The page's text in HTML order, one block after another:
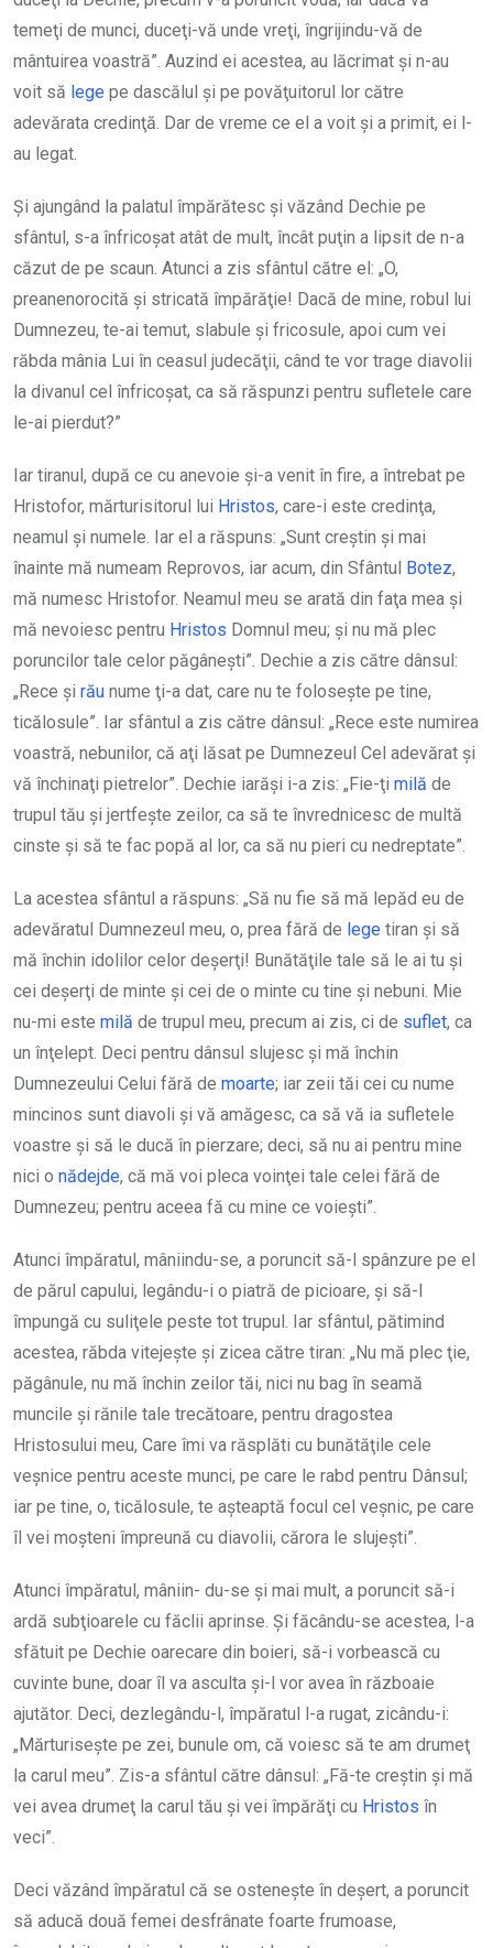
temeţi de munci, duceţi-vă unde vreţi, îngrijindu-vă de
mântuirea voastră”. Auzind ei acestea, au lăcrimat şi n-au
voit să lege pe dascălul şi pe povăţuitorul lor către
adevărata credinţă. Dar de vreme ce el a voit şi a primit, ei l-
au legat.
Şi ajungând la palatul împărătesc şi văzând Dechie pe
sfântul, s-a înfricoşat atât de mult, încât puţin a lipsit de n-a
căzut de pe scaun. Atunci a zis sfântul către el: „O,
preanenorocită şi stricată împărăţie! Dacă de mine, robul lui
Dumnezeu, te-ai temut, slabule şi fricosule, apoi cum vei
răbda mânia Lui în ceasul judecăţii, când te vor trage diavolii
la divanul cel înfricoşat, ca să răspunzi pentru sufletele care
le-ai pierdut?”
Iar tiranul, după ce cu anevoie şi-a venit în fire, a întrebat pe
Hristofor, mărturisitorul lui Hristos, care-i este credinţa,
neamul şi numele. Iar el a răspuns: „Sunt creştin şi mai
înainte mă numeam Reprovos, iar acum, din Sfântul Botez,
mă numesc Hristofor. Neamul meu se arată din faţa mea şi
mă nevoiesc pentru Hristos Domnul meu; şi nu mă plec
poruncilor tale celor păgâneşti”. Dechie a zis către dânsul:
„Rece şi rău nume ţi-a dat, care nu te foloseşte pe tine,
ticălosule”. Iar sfântul a zis către dânsul: „Rece este numirea
voastră, nebunilor, că aţi lăsat pe Dumnezeul Cel adevărat şi
vă închinaţi pietrelor”. Dechie iarăşi i-a zis: „Fie-ţi milă de
trupul tău şi jertfeşte zeilor, ca să te învrednicesc de multă
cinste şi să te fac popă al lor, ca să nu pieri cu nedreptate”.
La acestea sfântul a răspuns: „Să nu fie să mă lepăd eu de
adevăratul Dumnezeul meu, o, prea fără de lege tiran şi să
mă închin idolilor celor deşerţi! Bunătăţile tale să le ai tu şi
cei deşerţi de minte şi cei de o minte cu tine şi nebuni. Mie
nu-mi este milă de trupul meu, precum ai zis, ci de suflet, ca
un înţelept. Deci pentru dânsul slujesc şi mă închin
Dumnezeului Celui fără de moarte; iar zeii tăi cei cu nume
mincinos sunt diavoli şi vă amăgesc, ca să vă ia sufletele
voastre şi să le ducă în pierzare; deci, să nu ai pentru mine
nici o nădejde, că mă voi pleca voinţei tale celei fără de
Dumnezeu; pentru aceea fă cu mine ce voieşti”.
Atunci împăratul, mâniindu-se, a poruncit să-l spânzure pe el
de părul capului, legându-i o piatră de picioare, şi să-l
împungă cu suliţele peste tot trupul. Iar sfântul, pătimind
acestea, răbda vitejeşte şi zicea către tiran: „Nu mă plec ţie,
păgânule, nu mă închin zeilor tăi, nici nu bag în seamă
muncile şi rănile tale trecătoare, pentru dragostea
Hristosului meu, Care îmi va răsplăti cu bunătăţile cele
veşnice pentru aceste munci, pe care le rabd pentru Dânsul;
iar pe tine, o, ticălosule, te aşteaptă focul cel veşnic, pe care
îl vei moşteni împreună cu diavolii, cărora le slujeşti”.
Atunci împăratul, mâniin- du-se şi mai mult, a poruncit să-i
ardă subţioarele cu făclii aprinse. Şi făcându-se acestea, l-a
sfătuit pe Dechie oarecare din boieri, să-i vorbească cu
cuvinte bune, doar îl va asculta şi-l vor avea în războaie
ajutător. Deci, dezlegându-l, împăratul l-a rugat, zicându-i:
„Mărtu­riseşte pe zei, bunule om, că voiesc să te am drumeţ
la carul meu”. Zis-a sfântul către dânsul: „Fă-te creştin şi mă
vei avea drumeţ la carul tău şi vei împărăţi cu Hristos în
veci”.
Deci văzând împăratul că se osteneşte în deşert, a poruncit
să aducă două femei desfrânate foarte frumoase,